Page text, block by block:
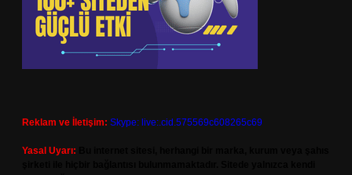
Reklam ve İletişim: Skype: live:.cid.575569c608265c69
Yasal Uyarı: